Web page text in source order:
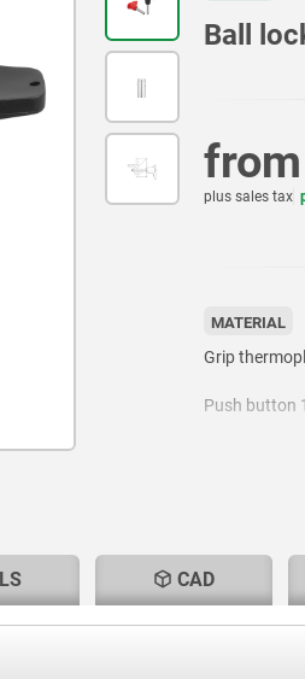
Ball
from
plus sales tax
MATERIAL
Grip
Push button
Spring
CAD